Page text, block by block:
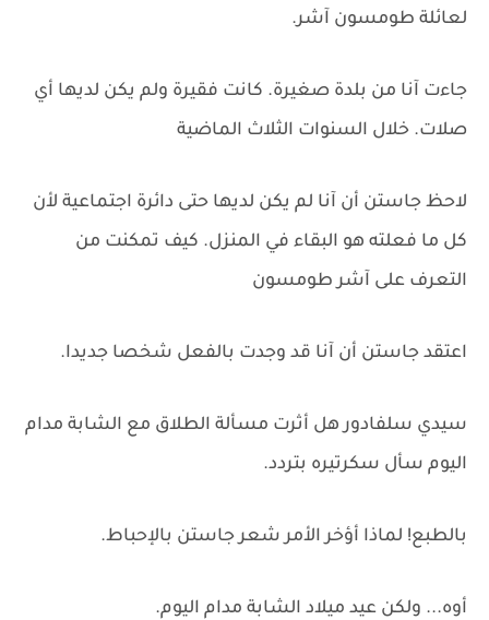
لعائلة طومسون آشر.
جاءت آنا من بلدة صغيرة. كانت فقيرة ولم يكن لديها أي
صلات. خلال السنوات الثلاث الماضية
لاحظ جاستن أن آنا لم يكن لديها حتى دائرة اجتماعية لأن
كل ما فعلته هو البقاء في المنزل. كيف تمكنت من
التعرف على آشر طومسون
اعتقد جاستن أن آنا قد وجدت بالفعل شخصا جديدا.
سيدي سلفادور هل أثرت مسألة الطلاق مع الشابة مدام
اليوم سأل سكرتيره بتردد.
بالطبع! لماذا أؤخر الأمر شعر جاستن بالإحباط.
أوه... ولكن عيد ميلاد الشابة مدام اليوم.